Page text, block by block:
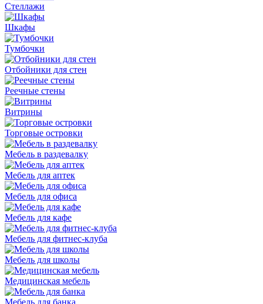
Стеллажи
Шкафы
Тумбочки
Отбойники для стен
Реечные стены
Витрины
Торговые островки
Мебель в раздевалку
Мебель для аптек
Мебель для офиса
Мебель для кафе
Мебель для фитнес-клуба
Мебель для школы
Медицинская мебель
Мебель для банка